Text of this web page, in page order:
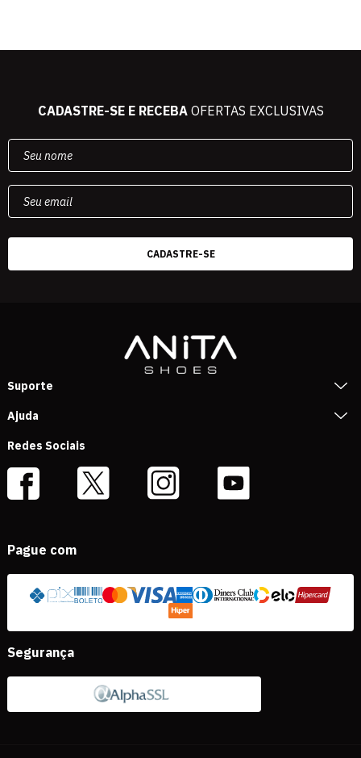
CADASTRE-SE E RECEBAOFERTAS EXCLUSIVAS
Suporte
Ajuda
Redes Sociais
Pague com
Segurança